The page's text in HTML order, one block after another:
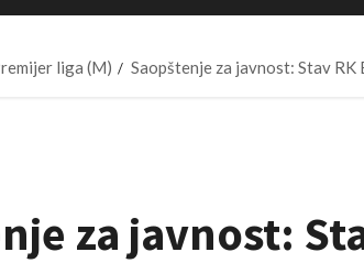
liga (M) Saopštenje za javnost: Stav
za javnost: